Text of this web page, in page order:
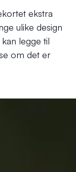
ekstra
ulike design
legge til
om det er